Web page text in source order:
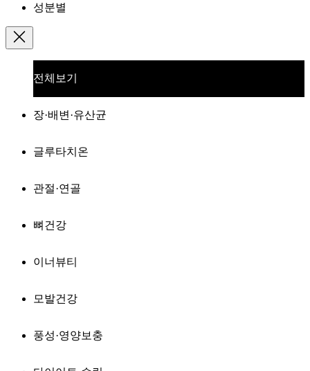
성분별
전체보기
장·배변·유산균
글루타치온
관절·연골
뼈건강
이너뷰티
모발건강
풍성·영양보충